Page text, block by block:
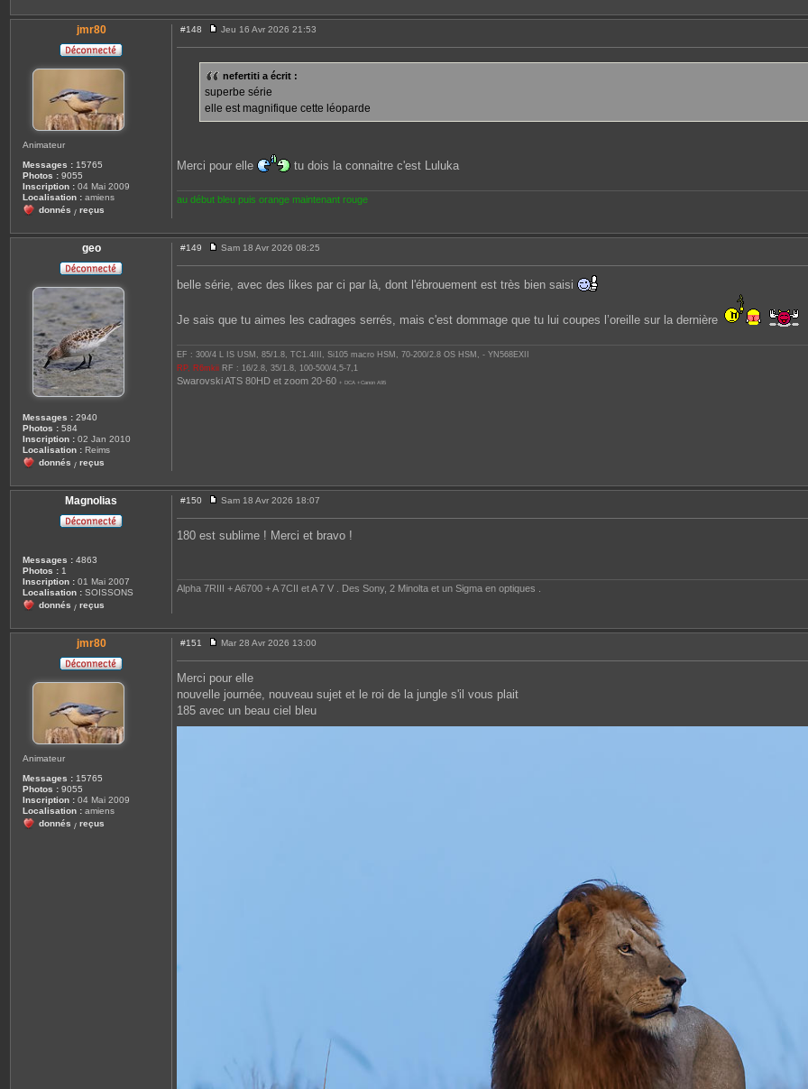
jmr80
Animateur
Messages : 15765
Photos : 9055
Inscription : 04 Mai 2009
Localisation : amiens
donnés / reçus
#148
e
a
g
Jeu 16 Avr 2026 21:53
nefertiti a écrit :
superbe série
elle est magnifique cette léoparde
Merci pour elle tu dois la connaitre c'est Luluka
au début bleu puis orange maintenant rouge
geo
Messages : 2940
Photos : 584
Inscription : 02 Jan 2010
Localisation : Reims
donnés / reçus
#149
e
s
e
Sam 18 Avr 2026 08:25
belle série, avec des likes par ci par là, dont l'ébrouement est très bien saisi
Je sais que tu aimes les cadrages serrés, mais c'est dommage que tu lui coupes l’oreille sur la dernière
EF : 300/4 L IS USM, 85/1.8, TC1.4III, Si105 macro HSM, 70-200/2.8 OS HSM, - YN568EXII
RP, R6mkii RF : 16/2.8, 35/1.8, 100-500/4,5-7,1
Swarovski ATS 80HD et zoom 20-60 + DCA +Canon A95
Magnolias
Messages : 4863
Photos : 1
Inscription : 01 Mai 2007
Localisation : SOISSONS
donnés / reçus
#150
e
s
Sam 18 Avr 2026 18:07
180 est sublime ! Merci et bravo !
Alpha 7RIII + A6700 + A 7CII et A 7 V . Des Sony, 2 Minolta et un Sigma en optiques .
jmr80
Animateur
Messages : 15765
Photos : 9055
Inscription : 04 Mai 2009
Localisation : amiens
donnés / reçus
#151
e
s
a
e
Mar 28 Avr 2026 13:00
Merci pour elle
nouvelle journée, nouveau sujet et le roi de la jungle s'il vous plait
185 avec un beau ciel bleu